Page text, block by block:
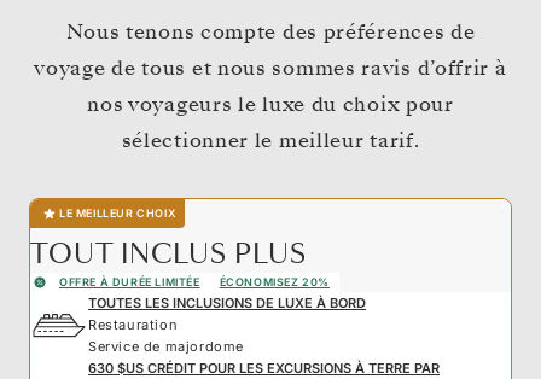
Nous tenons compte des préférences de
voyage de tous et nous sommes ravis d’offrir à
nos voyageurs le luxe du choix pour
sélectionner le meilleur tarif.
LE MEILLEUR CHOIX
TOUT INCLUS PLUS
OFFRE À DURÉE LIMITÉE ÉCONOMISEZ 20%
TOUTES LES INCLUSIONS DE LUXE À BORD
Restauration
Service de majordome
630 $US CRÉDIT POUR LES EXCURSIONS À TERRE PAR